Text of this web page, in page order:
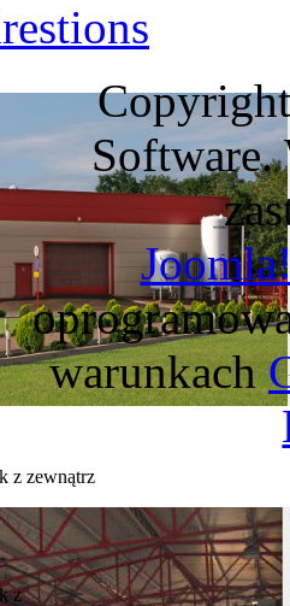
z zewnątrz
z
Software.
warunkach